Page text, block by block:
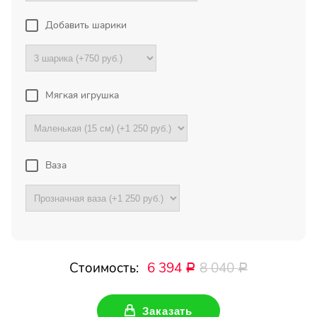
Букет с хризантемами и
герберами оказался очень
красивый! Цветы свежие !
Спасибо !
Все отзывы
ПОДПИШИТЕСЬ!
Чтобы первыми узнать о
наших акциях и скидках
Добавить шарики
Мягкая игрушка
Ваза
Стоимость: 6 394 Р 8 040Р
Заказать